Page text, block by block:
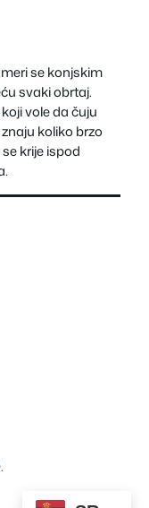
se konjskim
svaki obrtaj.
vole da čuju
koliko brzo
krije ispod